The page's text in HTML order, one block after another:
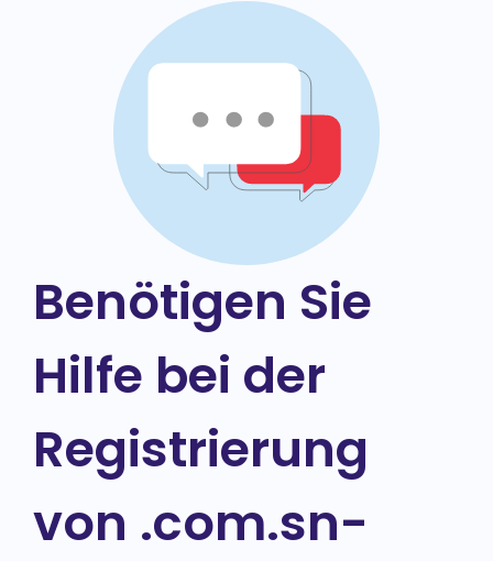
Benötigen Sie
Hilfe bei der
Registrierung
von .com.sn-